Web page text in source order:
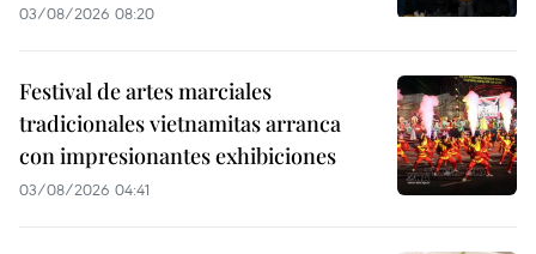
03/08/2026 08:20
Festival de artes marciales
tradicionales vietnamitas arranca
con impresionantes exhibiciones
03/08/2026 04:41